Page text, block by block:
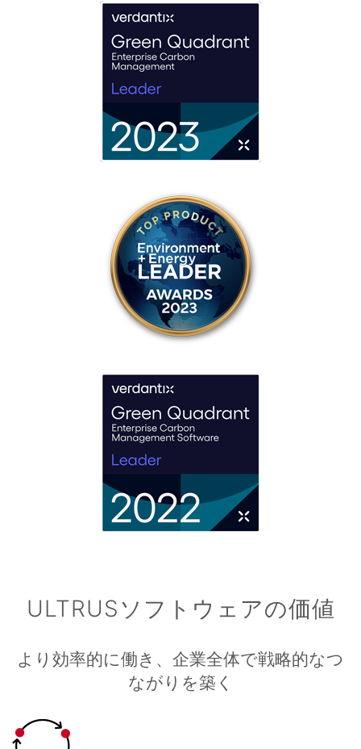
ULTRUSソフトウェアの価値
より効率的に働き、企業全体で戦略的なつ
ながりを築く